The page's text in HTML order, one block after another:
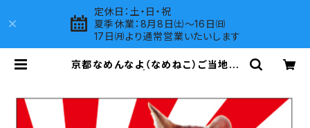
定休日：土・日・祝
夏季休業：8月8日㈯～16日㈰
17日㈪より通常営業いたいします
京都なめんなよ（なめねこ）ご当地ス